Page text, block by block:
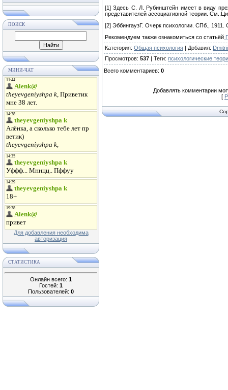
ПОИСК
МИНИ-ЧАТ
Для добавления необходима
авторизация
СТАТИСТИКА
Онлайн всего: 1
Гостей: 1
Пользователей: 0
[1] Здесь С. Л. Рубинштейн имеет в виду
представителей ассоциативной теории.
[2] ЭббингаузГ. Очерк психологии. СПб., 1911.
Рекомендуем также ознакомиться со статьёй
Категория: Общая психология | Добавил: Dmitrii
Просмотров: 537 | Теги: психологические
Всего комментариев: 0
Добавлять комментарии
[